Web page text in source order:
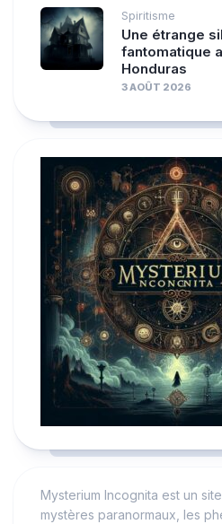
Spiritisme
Une étrange
fantomatique
Honduras
3 AOÛT 2026
Mysterium Incognita est un
mystères paranormaux, les